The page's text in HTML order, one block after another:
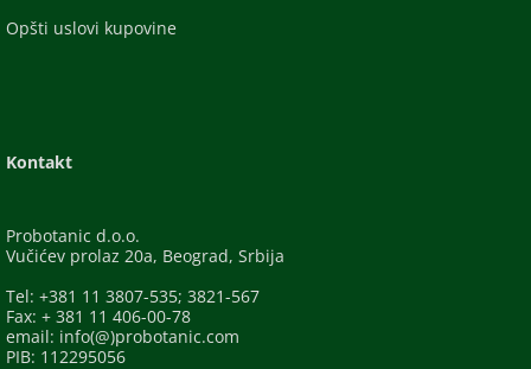
Opšti uslovi kupovine
Kontakt
Probotanic d.o.o.
Vučićev prolaz 20a, Beograd, Srbija
Tel: +381 11 3807-535; 3821-567
Fax: + 381 11 406-00-78
email: info(@)probotanic.com
PIB: 112295056